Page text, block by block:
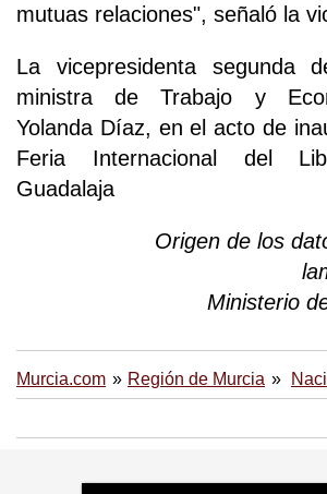
mutuas relaciones", señaló la
La vicepresidenta segunda
ministra de Trabajo y
Yolanda Díaz, en el acto de
Feria Internacional del
Guadalaja
Origen de los
Ministerio
Murcia.com Región de Murcia